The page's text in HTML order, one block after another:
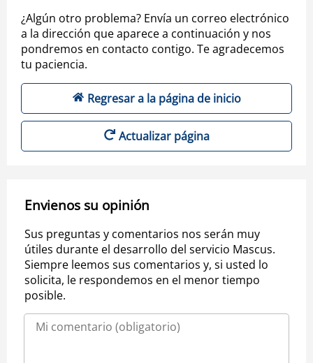
¿Algún otro problema? Envía un correo electrónico
a la dirección que aparece a continuación y nos
pondremos en contacto contigo. Te agradecemos
tu paciencia.
Regresar a la página de inicio
Actualizar página
Envienos su opinión
Sus preguntas y comentarios nos serán muy
útiles durante el desarrollo del servicio Mascus.
Siempre leemos sus comentarios y, si usted lo
solicita, le respondemos en el menor tiempo
posible.